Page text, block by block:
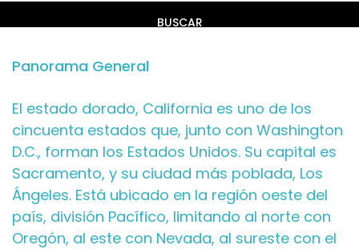
BUSCAR
Panorama General
El estado dorado, California es uno de los
cincuenta estados que, junto con Washington
D.C., forman los Estados Unidos. Su capital es
Sacramento, y su ciudad más poblada, Los
Ángeles. Está ubicado en la región oeste del
país, división Pacífico, limitando al norte con
Oregón, al este con Nevada, al sureste con el